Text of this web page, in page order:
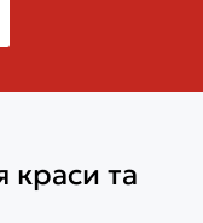
краси та